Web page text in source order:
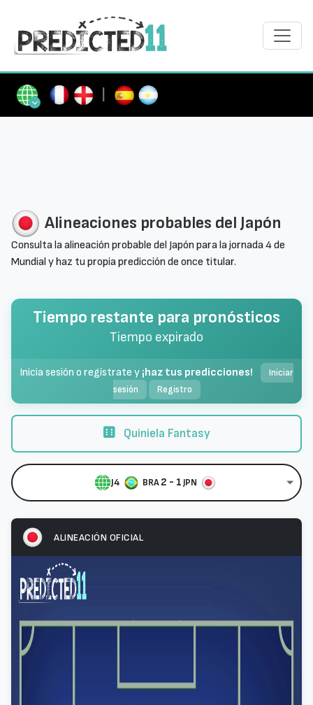
Alineaciones probables del Japón
Consulta la alineación probable del Japón para la jornada 4 de
Mundial y haz tu propia predicción de once titular.
Tiempo restante para pronósticos
Tiempo expirado
Inicia sesión o regístrate y ¡haz tus predicciones!
Iniciar
sesión
Registro
Quiniela Fantasy
J4 BRA 2 - 1 JPN
ALINEACIÓN OFICIAL